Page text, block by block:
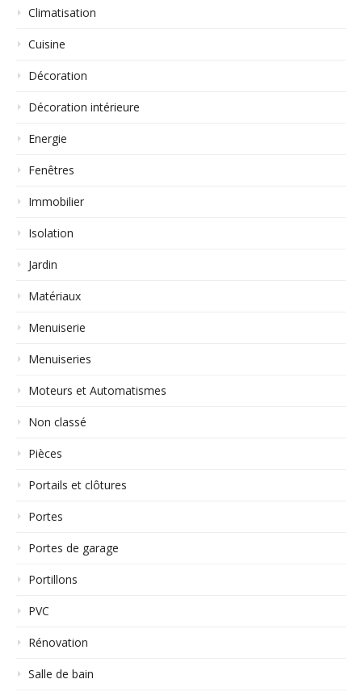
Climatisation
Cuisine
Décoration
Décoration intérieure
Energie
Fenêtres
Immobilier
Isolation
Jardin
Matériaux
Menuiserie
Menuiseries
Moteurs et Automatismes
Non classé
Pièces
Portails et clôtures
Portes
Portes de garage
Portillons
PVC
Rénovation
Salle de bain